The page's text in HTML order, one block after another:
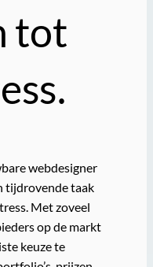
tot
webdesigner
tijdrovende taak
Met zoveel
op de markt
keuze te